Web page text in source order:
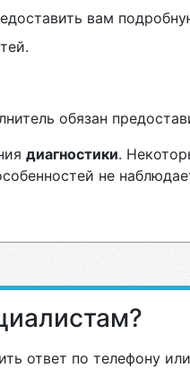
вам
обязан
диагностики.
не
ответ по телефону